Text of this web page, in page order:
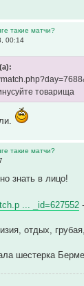
такие матчи?
00:14
товарища
такие матчи?
знать в лицо!
... _id=627552
отдых,
шестерка